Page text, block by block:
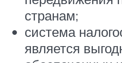
странам;
система
является